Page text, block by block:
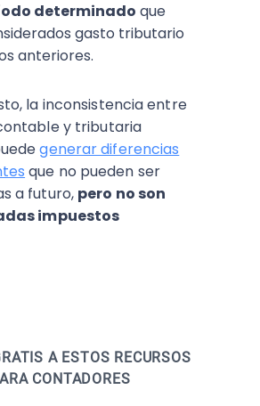
determinado que
gasto tributario
anteriores.
la inconsistencia entre
y tributaria
generar diferencias
que no pueden ser
a futuro, pero no son
impuestos
A ESTOS RECURSOS
CONTADORES